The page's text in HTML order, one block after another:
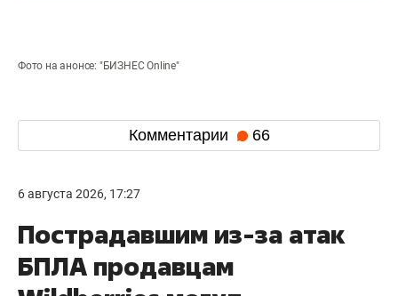
Фото на анонсе: "БИЗНЕС Online"
Комментарии 66
6 августа 2026, 17:27
Пострадавшим из-за атак
БПЛА продавцам